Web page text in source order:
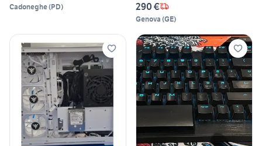
Cadoneghe(PD) 290 €
Genova (GE)